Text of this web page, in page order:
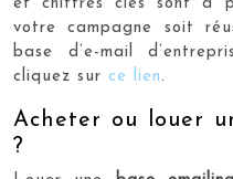
et chiffres clés sont à
votre campagne soit
base d’e-mail
cliquez sur ce lien.
Acheter ou louer
?